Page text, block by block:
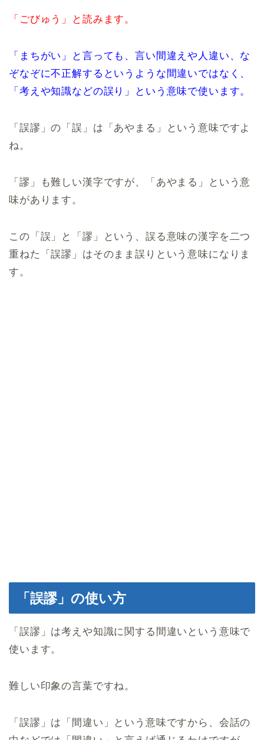
「ごびゅう」と読みます。
「まちがい」と言っても、言い間違えや人違い、な
ぞなぞに不正解するというような間違いではなく、
「考えや知識などの誤り」という意味で使います。
「誤謬」の「誤」は「あやまる」という意味ですよ
ね。
「謬」も難しい漢字ですが、「あやまる」という意
味があります。
この「誤」と「謬」という、誤る意味の漢字を二つ
重ねた「誤謬」はそのまま誤りという意味になりま
す。
「誤謬」の使い方
「誤謬」は考えや知識に関する間違いという意味で
使います。
難しい印象の言葉ですね。
「誤謬」は「間違い」という意味ですから、会話の